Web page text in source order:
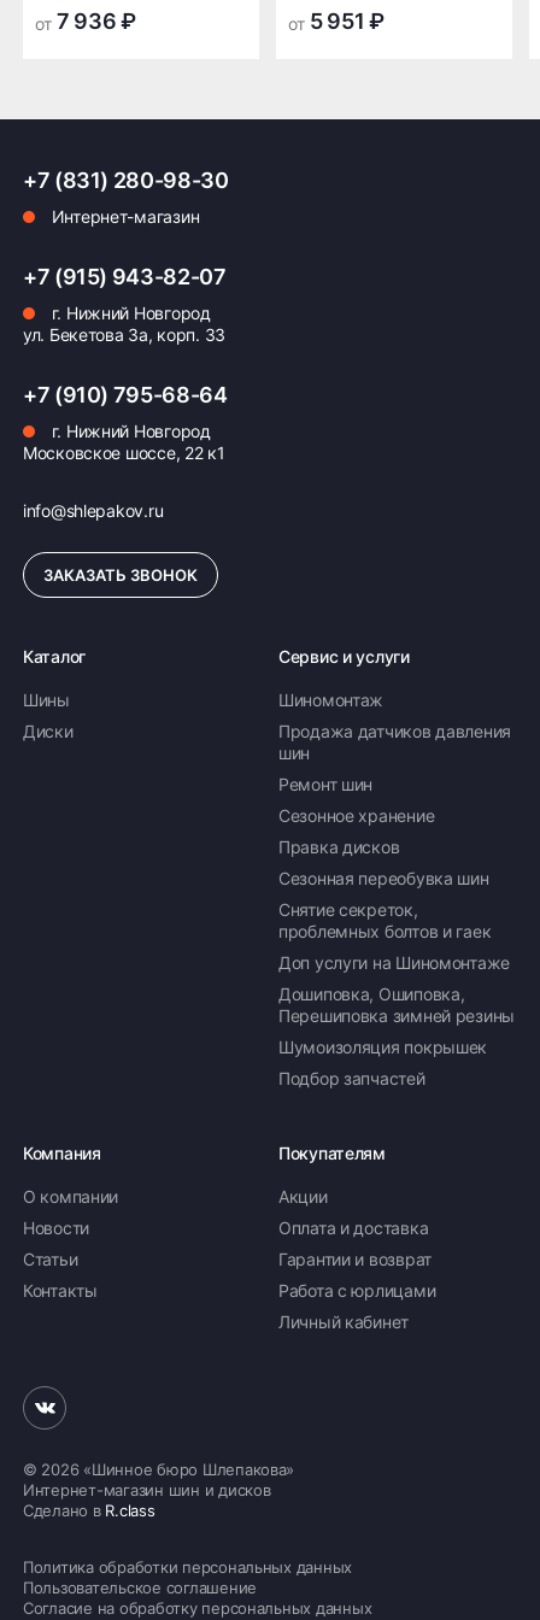
транспортной
компании в Нижнем
транспортной
компании в Нижнем
Оплата заказа
Возможна картой, наличными при получении,
также доступно оформление кредита и
от 7 936 ₽ от 5 951 ₽
+7 (831) 280-98-30
Интернет-магазин
+7 (915) 943-82-07
г. Нижний Новгород
ул. Бекетова 3а, корп. 33
+7 (910) 795-68-64
г. Нижний Новгород
Московское шоссе, 22 к1
info@shlepakov.ru
ЗАКАЗАТЬ ЗВОНОК
Каталог
Шины
Диски
Сервис и услуги
Шиномонтаж
Продажа датчиков давления
шин
Ремонт шин
Сезонное хранение
Правка дисков
Сезонная переобувка шин
Снятие секреток,
проблемных болтов и гаек
Доп услуги на Шиномонтаже
Дошиповка, Ошиповка,
Перешиповка зимней резины
Шумоизоляция покрышек
Подбор запчастей
Компания
О компании
Новости
Статьи
Контакты
Покупателям
Акции
Оплата и доставка
Гарантии и возврат
Работа с юрлицами
Личный кабинет
© 2026 «Шинное бюро Шлепакова»
Интернет-магазин шин и дисков
Сделано в R.class
Политика обработки персональных данных
Пользовательское соглашение
Согласие на обработку персональных данных